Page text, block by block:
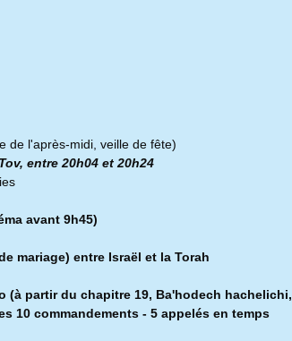
de l'après-midi, veille de fête)
entre 20h04 et 20h24
avant 9h45)
mariage) entre Israël et la Torah
(à partir du chapitre 19, Ba'hodech hachelichi,
10 commandements - 5 appelés en temps